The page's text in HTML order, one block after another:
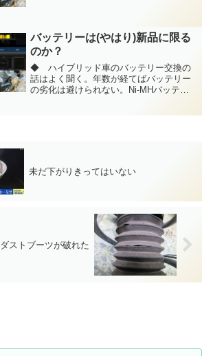
ラの車検が...
バッテリーは(やはり)新品に限る
のか？
◆ ハイブリッド車のバッテリー交換の
話はよく聞く。年数が経てばバッテリー
の劣化は避けられない。Ni-MHバッテリ
未だ下がりきってはいない
ダストブーツが破れた